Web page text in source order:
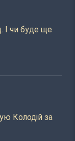
І чи буде ще
Колодій за